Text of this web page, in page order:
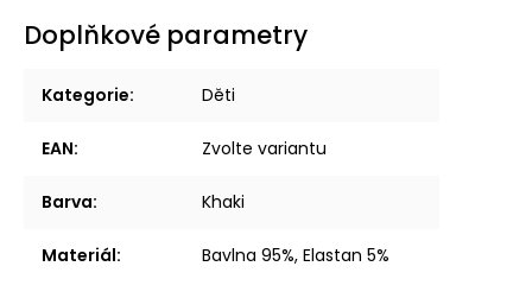
Doplňkové parametry
Kategorie: Děti
EAN: Zvolte variantu
Barva: Khaki
Materiál: Bavlna 95%, Elastan 5%